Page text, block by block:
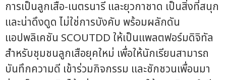
การเป็นลูกเสือ-เนตรนารี และยุวกาชาด เป็นสิ่งที่สนุก
และน่าดึงดูด ไม่ใช่การบังคับ พร้อมผลักดัน
แอปพลิเคชัน SCOUTDD ให้เป็นแพลตฟอร์มดิจิทัล
สำหรับชุมชนลูกเสือยุคใหม่ เพื่อให้นักเรียนสามารถ
บันทึกความดี เข้าร่วมกิจกรรม และชักชวนเพื่อนมา